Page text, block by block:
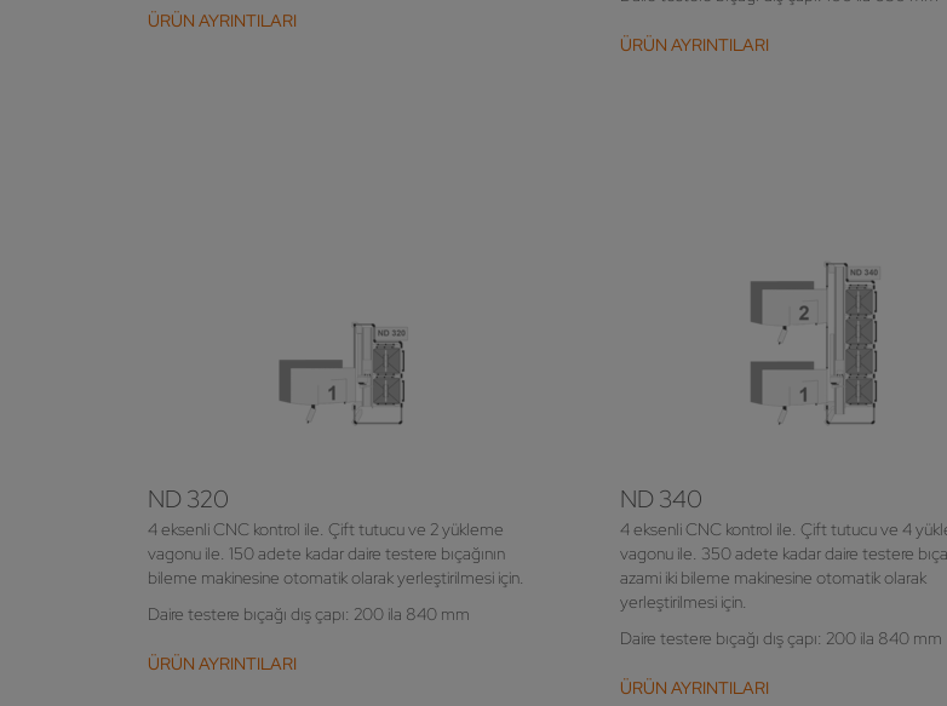
ÜRÜN AYRINTILARI
ÜRÜN AYRINTILARI
ND 320
4 eksenli CNC kontrol ile. Çift tutucu ve 2 yükleme
vagonu ile. 150 adete kadar daire testere bıçağının
bileme makinesine otomatik olarak yerleştirilmesi için.
Daire testere bıçağı dış çapı: 200 ila 840 mm
ÜRÜN AYRINTILARI
ND 340
4 eksenli CNC kontrol ile. Çift tutucu ve 4
vagonu ile. 350 adete kadar daire testere
azami iki bileme makinesine otomatik olarak
yerleştirilmesi için.
Daire testere bıçağı dış çapı: 200 ila 840 mm
ÜRÜN AYRINTILARI